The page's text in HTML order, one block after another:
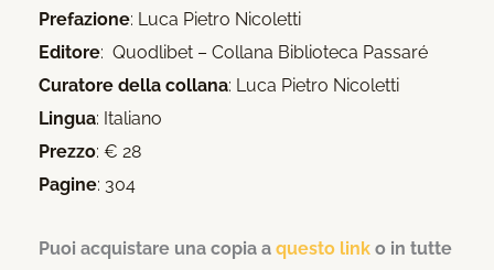
Prefazione: Luca Pietro Nicoletti
Editore: Quodlibet – Collana Biblioteca Passaré
Curatore della collana: Luca Pietro Nicoletti
Lingua: Italiano
Prezzo: € 28
Pagine: 304
Puoi acquistare una copia a questo link o in tutte